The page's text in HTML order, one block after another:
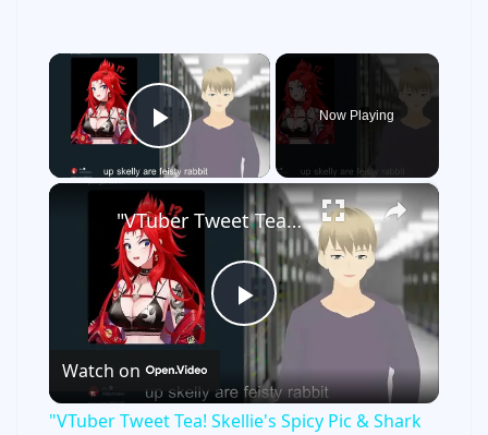
×
Play Video
Now Playing
×
P
l
"VTuber Tweet Tea! Skellie's Spicy Pic & Shark Pals 🐰🦈😂"
Watch on
"VTuber Tweet Tea! Skellie's Spicy Pic & Shark